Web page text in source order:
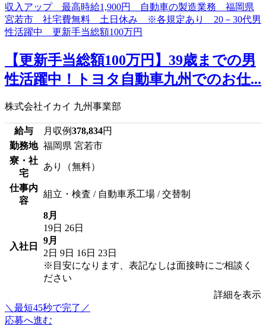
【更新手当総額100万円】39歳までの男
性活躍中！トヨタ自動車九州でのお仕...
株式会社イカイ 九州事業部
給与 月収例378,834円
勤務地 福岡県 宮若市
寮・社
宅
あり（無料）
仕事内
容
組立・検査 / 自動車系工場 / 交替制
入社日
8月
19日 26日
9月
2日 9日 16日 23日
※目安になります、表記なしは面接時にご相談く
ださい
詳細を表示
＼最短45秒で完了／
応募へ進む